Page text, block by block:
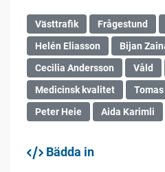
Västtrafik Frågestund
Helén Eliasson
Bijan
Cecilia Andersson
Våld
Medicinsk kvalitet
Peter Heie
Aida Karimli
Bädda in